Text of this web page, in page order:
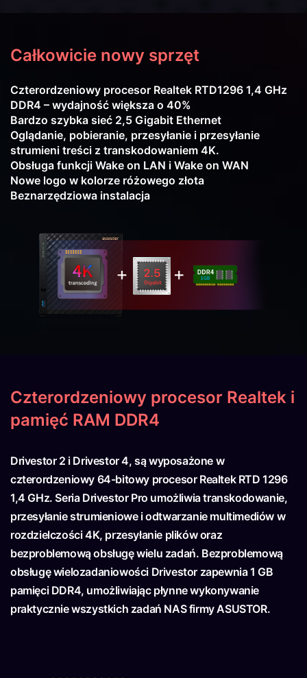
Całkowicie nowy sprzęt
Czterordzeniowy procesor Realtek RTD1296 1,4 GHz
DDR4 – wydajność większa o 40%
Bardzo szybka sieć 2,5 Gigabit Ethernet
Oglądanie, pobieranie, przesyłanie i przesyłanie
strumieni treści z transkodowaniem 4K.
Obsługa funkcji Wake on LAN i Wake on WAN
Nowe logo w kolorze różowego złota
Beznarzędziowa instalacja
Czterordzeniowy procesor Realtek i
pamięć RAM DDR4
Drivestor 2 i Drivestor 4, są wyposażone w
czterordzeniowy 64-bitowy procesor Realtek RTD 1296
1,4 GHz. Seria Drivestor Pro umożliwia transkodowanie,
przesyłanie strumieniowe i odtwarzanie multimediów w
rozdzielczości 4K, przesyłanie plików oraz
bezproblemową obsługę wielu zadań. Bezproblemową
obsługę wielozadaniowości Drivestor zapewnia 1 GB
pamięci DDR4, umożliwiając płynne wykonywanie
praktycznie wszystkich zadań NAS firmy ASUSTOR.